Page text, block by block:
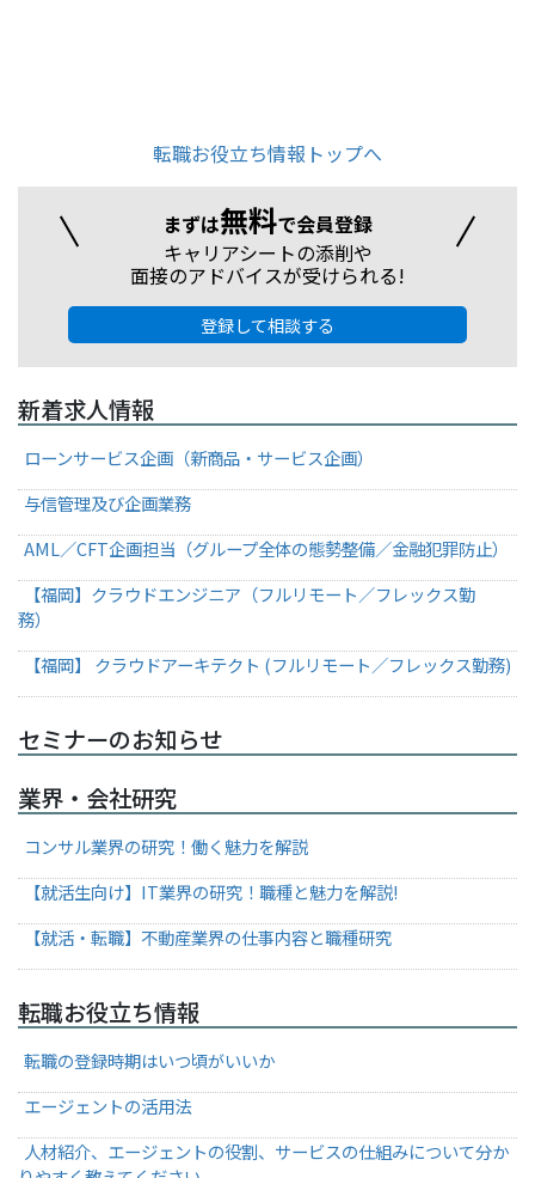
転職お役立ち情報トップへ
まずは無料で会員登録
キャリアシートの添削や
面接のアドバイスが受けられる!
登録して相談する
新着求人情報
ローンサービス企画（新商品・サービス企画）
与信管理及び企画業務
AML／CFT企画担当（グループ全体の態勢整備／金融犯罪防止）
【福岡】クラウドエンジニア（フルリモート／フレックス勤
務）
【福岡】 クラウドアーキテクト (フルリモート／フレックス勤務)
セミナーのお知らせ
業界・会社研究
コンサル業界の研究！働く魅力を解説
【就活生向け】IT業界の研究！職種と魅力を解説!
【就活・転職】不動産業界の仕事内容と職種研究
転職お役立ち情報
転職の登録時期はいつ頃がいいか
エージェントの活用法
人材紹介、エージェントの役割、サービスの仕組みについて分か